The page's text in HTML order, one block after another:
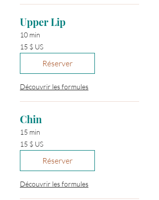
Upper Lip
10 min
15 dollars
des
États-
15 $ US
Réserver
Découvrir les formules
Chin
15 min
15 dollars
des
États-
15 $ US
Réserver
Découvrir les formules